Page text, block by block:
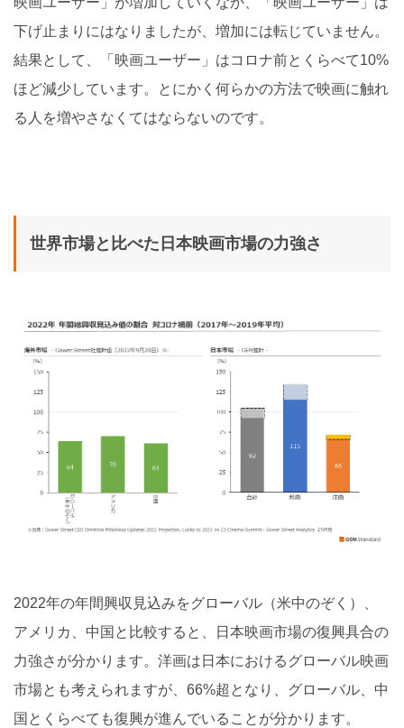
下げ止まりにはなりましたが、増加には転じていません。
結果として、「映画ユーザー」はコロナ前とくらべて10%
ほど減少しています。とにかく何らかの方法で映画に触れ
る人を増やさなくてはならないのです。
世界市場と比べた日本映画市場の力強さ
2022年の年間興収見込みをグローバル（米中のぞく）、
アメリカ、中国と比較すると、日本映画市場の復興具合の
力強さが分かります。洋画は日本におけるグローバル映画
市場とも考えられますが、66%超となり、グローバル、中
国とくらべても復興が進んでいることが分かります。